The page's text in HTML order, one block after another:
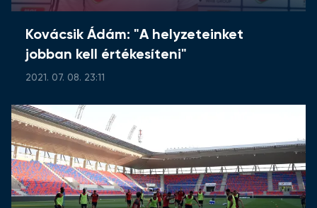
Kovácsik Ádám: "A helyzeteinket
jobban kell értékesíteni"
2021. 07. 08. 23:11